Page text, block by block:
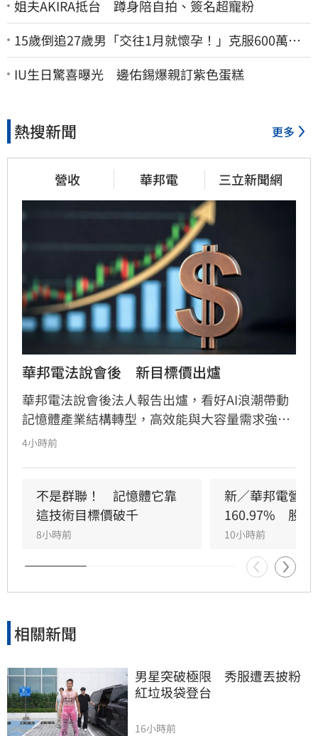
姐夫AKIRA抵台 蹲身陪自拍、簽名超寵粉
15歲倒追27歲男「交往1月就懷孕！」克服600萬債
務 36歲美魔女當阿嬤了
IU生日驚喜曝光 邊佑錫爆親訂紫色蛋糕
熱搜新聞 更多
營收 華邦電 三立新聞網
華邦電法說會後　新目標價出爐
華邦電法說會後法人報告出爐，看好AI浪潮帶動
記憶體產業結構轉型，高效能與大容量需求強
勁，推升DRAM與Flash報價持續走揚。華邦電第
擎，公司並大幅調升2026年資本支出至395億
元，全力衝刺高雄廠擴產與先進製程。法人分析
指出，隨AI需求爆發，2027年記憶體供需缺口將
擴大，華邦電中長線營運看俏，兩家本土券商分
別給予200元及275元目標價，市場對其獲利爆發
力寄予厚望。提醒投資人，投資股票具備風險，
4小時前
不是群聯！　記憶體它靠
這技術目標價破千
8小時前
新／華邦電營收
160.97%　股價
10小時前
相關新聞
男星突破極限　秀服遭丟披粉
紅垃圾袋登台
16小時前